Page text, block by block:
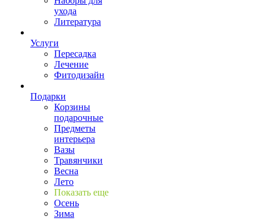
ухода
Литература
Услуги
Пересадка
Лечение
Фитодизайн
Подарки
Корзины
подарочные
Предметы
интерьера
Вазы
Травянчики
Весна
Лето
Показать еще
Осень
Зима